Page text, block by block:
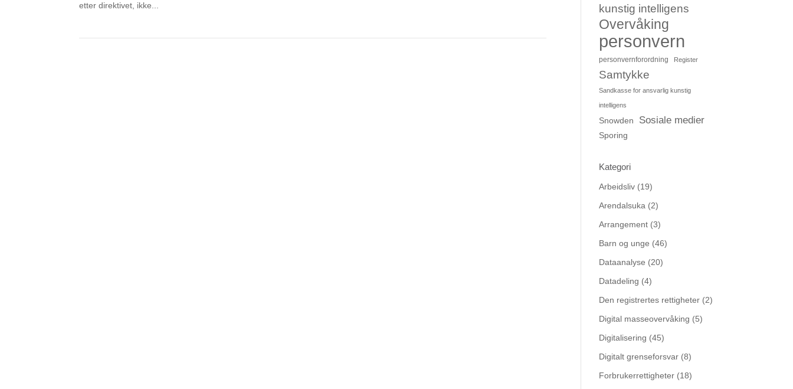
etter direktivet, ikke...
kunstig intelligens
Overvåking
personvern
personvernforordning Register
Samtykke
Sandkasse for ansvarlig kunstig
intelligens
Snowden Sosiale medier
Sporing
Kategori
Arbeidsliv (19)
Arendalsuka (2)
Arrangement (3)
Barn og unge (46)
Dataanalyse (20)
Datadeling (4)
Den registrertes rettigheter (2)
Digital masseovervåking (5)
Digitalisering (45)
Digitalt grenseforsvar (8)
Forbrukerrettigheter (18)